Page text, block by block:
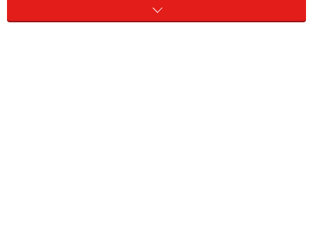
は取り締まる直接の法令がないのをご存じでしょうか。